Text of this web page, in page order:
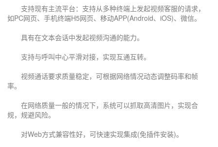
支持现有主流平台：支持从多种终端上发起视频客服的请求，
如PC网页、手机终端H5网页、移动APP(Android、iOS)、微信。
具有在文本会话中发起视频沟通的能力。
支持与呼叫中心平滑对接，实现互通互转。
视频通话要求质量稳定，可根据网络情况动态调整码率和帧
率。
在网络质量一般的情况下，系统可以抓取高清图片，实现合
规，规避风险。
对Web方式兼容性好，可快速实现集成(免插件安装)。